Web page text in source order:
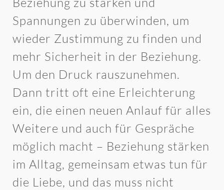
Spannungen zu überwinden, um
wieder Zustimmung zu finden und
mehr Sicherheit in der Beziehung.
Um den Druck rauszunehmen.
Dann tritt oft eine Erleichterung
ein, die einen neuen Anlauf für alles
Weitere und auch für Gespräche
möglich macht – Beziehung stärken
im Alltag, gemeinsam etwas tun für
die Liebe, und das muss nicht